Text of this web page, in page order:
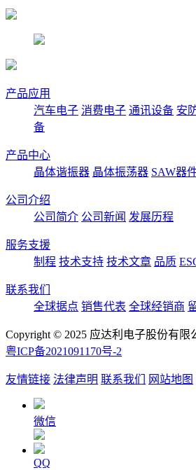
产品应用
汽车电子 消费电子 通讯设备 安
备
产品中心
晶体谐振器 晶体振荡器 SAW器
公司介绍
公司简介 公司新闻 发展历程
服务支援
制程 技术支持 技术文章 品质
联系我们
全球据点 销售代表 全球经销商
Copyright © 2025 应达利电子股份有限
粤ICP备2021091170号-2
友情链接 法律声明 联系我们 网站地图
微信
QQ